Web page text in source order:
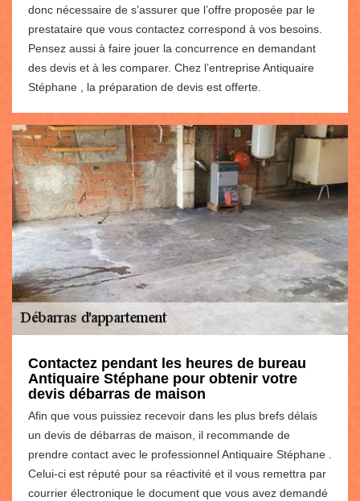
donc nécessaire de s’assurer que l’offre proposée par le
prestataire que vous contactez correspond à vos besoins.
Pensez aussi à faire jouer la concurrence en demandant
des devis et à les comparer. Chez l’entreprise Antiquaire
Stéphane , la préparation de devis est offerte.
Contactez pendant les heures de bureau
Antiquaire Stéphane pour obtenir votre
devis débarras de maison
Afin que vous puissiez recevoir dans les plus brefs délais
un devis de débarras de maison, il recommande de
prendre contact avec le professionnel Antiquaire Stéphane .
Celui-ci est réputé pour sa réactivité et il vous remettra par
courrier électronique le document que vous avez demandé